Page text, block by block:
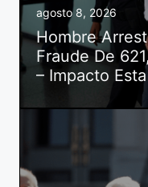
agosto 8, 2026
Hombre
Fraude De
– Impacto